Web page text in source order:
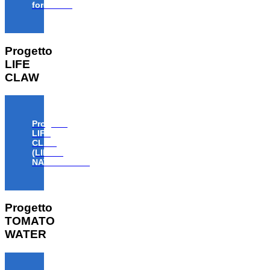
forestale”
Progetto
LIFE
CLAW
Progetto
LIFE
CLAW
(LIFE18
NAT/IT/000806)
Progetto
TOMATO
WATER